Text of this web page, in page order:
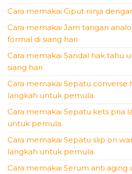
Cara memakai Ciput ninja
Cara memakai Jam tangan
formal di siang hari
Cara memakai Sandal hak tahu
siang hari
Cara memakai Sepatu converse
langkah untuk pemula.
Cara memakai Sepatu kets pria
untuk pemula.
Cara memakai Sepatu slip on
langkah untuk pemula.
Cara memakai Serum anti aging